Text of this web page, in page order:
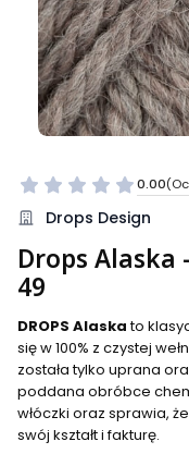
0.00
Drops Design
Drops
49
DROPS Alaskato
się w 100% z czystej
została tylko uprana
poddana obróbce
włóczki oraz sprawia,
swój kształt i fakturę.